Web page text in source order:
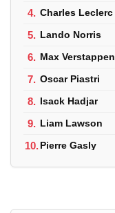
4. Charles Leclerc
5. Lando Norris
6. Max Verstappen
7. Oscar Piastri
8. Isack Hadjar
9. Liam Lawson
10.Pierre Gasly